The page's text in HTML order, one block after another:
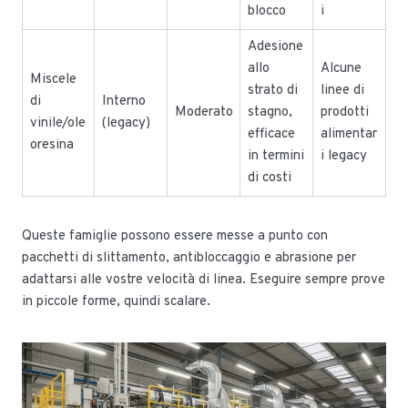
blocco
i
Miscele
di
vinile/ole
oresina
Interno
(legacy)
Moderato
Adesione
allo
strato di
stagno,
efficace
in termini
di costi
Alcune
linee di
prodotti
alimentar
i legacy
Queste famiglie possono essere messe a punto con
pacchetti di slittamento, antibloccaggio e abrasione per
adattarsi alle vostre velocità di linea. Eseguire sempre prove
in piccole forme, quindi scalare.